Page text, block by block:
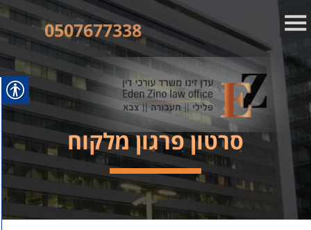
0507677338
סרטון פרגון מלקוח